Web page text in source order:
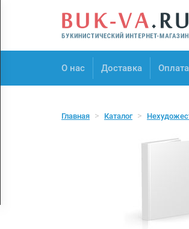
О нас Доставка Оплата
О нас
Главная Каталог